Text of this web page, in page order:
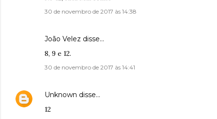
30 de novembro de 2017 às 14:38
João Velez disse…
8, 9 e 12.
30 de novembro de 2017 às 14:41
Unknown disse…
12